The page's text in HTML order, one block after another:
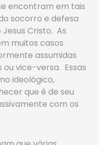
encontram em tais
socorro e defesa
Cristo. As
muitos casos
assumidas
vice-versa. Essas
ideológico,
que é de seu
com os